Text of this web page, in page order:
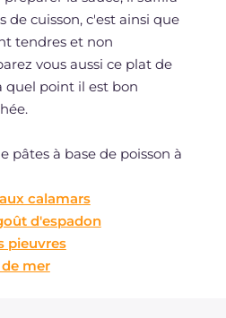
cuisson, c'est ainsi que
tendres et non
vous aussi ce plat de
quel point il est bon
pâtes à base de poisson à
calamars
d'espadon
pieuvres
mer